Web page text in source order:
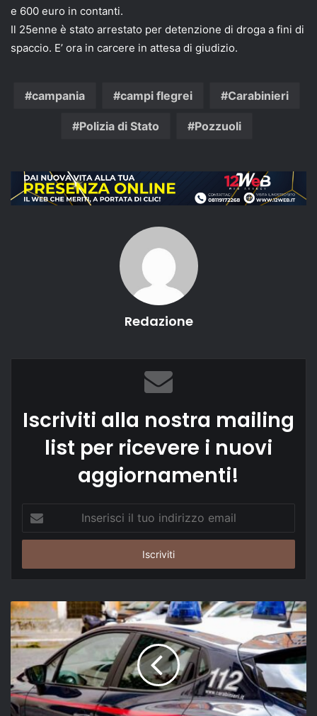
e 600 euro in contanti.
Il 25enne è stato arrestato per detenzione di droga a fini di
spaccio. E’ ora in carcere in attesa di giudizio.
campania campi flegrei Carabinieri
Polizia di Stato Pozzuoli
Redazione
Iscriviti alla nostra mailing
list per ricevere i nuovi
aggiornamenti!
tuo
email